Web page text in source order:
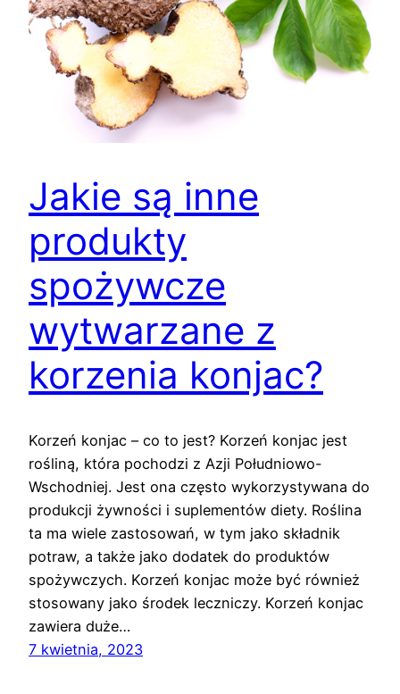
Jakie są inne
produkty
spożywcze
wytwarzane z
korzenia konjac?
Korzeń konjac – co to jest? Korzeń konjac jest
rośliną, która pochodzi z Azji Południowo-
Wschodniej. Jest ona często wykorzystywana do
produkcji żywności i suplementów diety. Roślina
ta ma wiele zastosowań, w tym jako składnik
potraw, a także jako dodatek do produktów
spożywczych. Korzeń konjac może być również
stosowany jako środek leczniczy. Korzeń konjac
zawiera duże…
7 kwietnia, 2023